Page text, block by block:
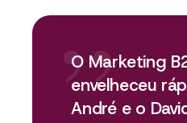
”
O Marketing
envelheceu
André e o